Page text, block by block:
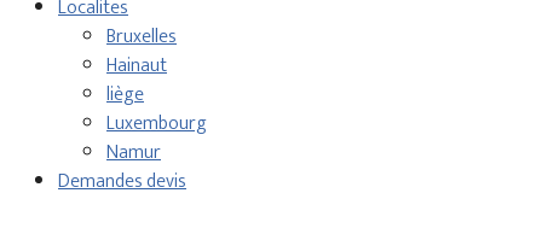
Localites
Bruxelles
Hainaut
liège
Luxembourg
Namur
Demandes devis